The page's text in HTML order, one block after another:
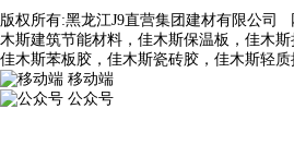
版权所有:黑龙江J9直营集团建材有限公司
木斯建筑节能材料，佳木斯保温板，佳木斯
佳木斯苯板胶，佳木斯瓷砖胶，佳木斯轻
移动端
公众号